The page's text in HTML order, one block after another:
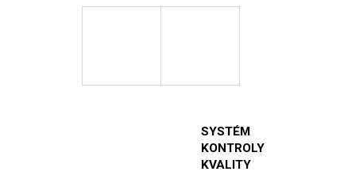
SYSTÉM
KONTROLY
KVALITY